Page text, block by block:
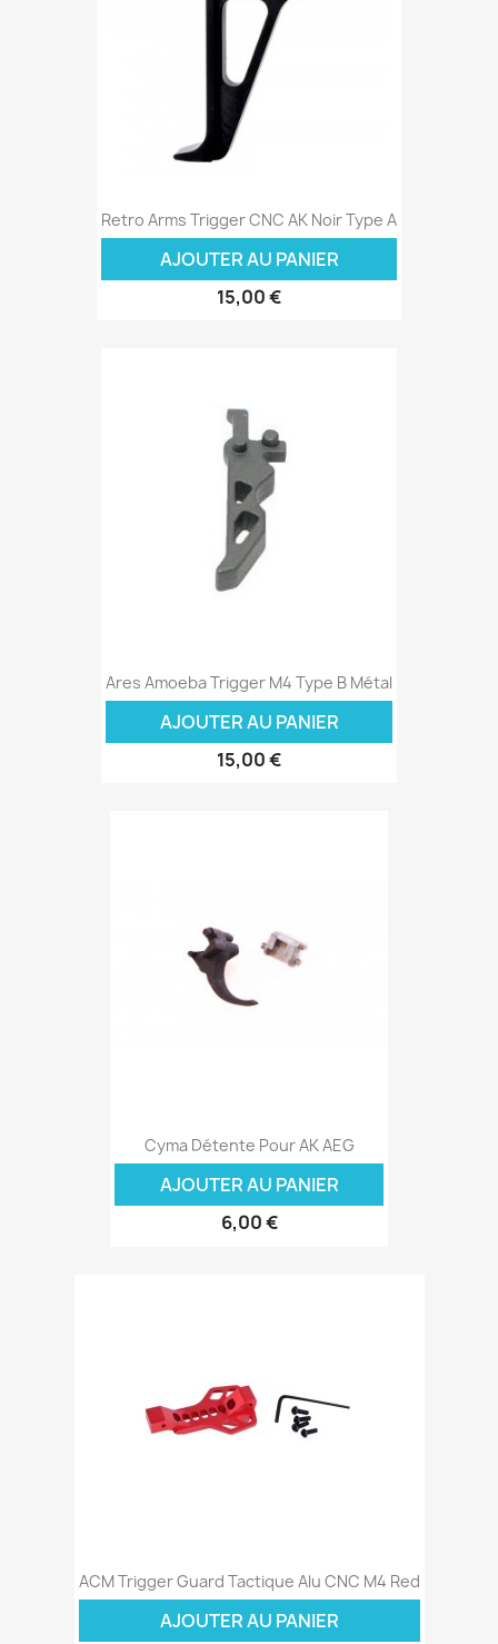
Retro Arms Trigger CNC AK Noir Type A
AJOUTER AU PANIER
15,00 €
Ares Amoeba Trigger M4 Type B Métal
AJOUTER AU PANIER
15,00 €
Cyma Détente Pour AK AEG
AJOUTER AU PANIER
6,00 €
ACM Trigger Guard Tactique Alu CNC M4 Red
AJOUTER AU PANIER